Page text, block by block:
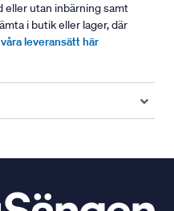
eller utan inbärning samt
i butik eller lager, där
leveransätt här